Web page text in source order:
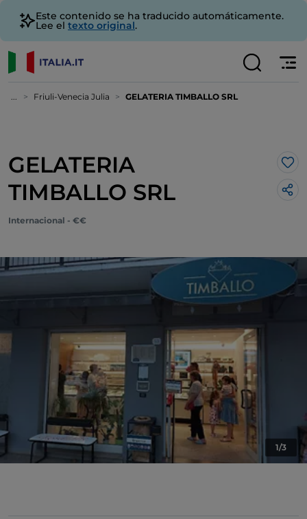
Este contenido se ha traducido automáticamente.
Lee el texto original.
... Friuli-Venecia Julia GELATERIA TIMBALLO SRL
GELATERIA
TIMBALLO SRL
Me
Internacional - €€
1/3